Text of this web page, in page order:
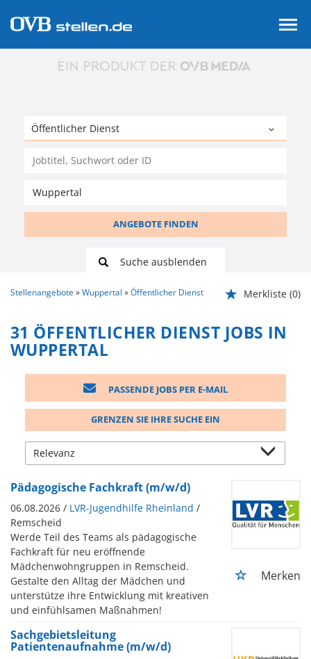
ANGEBOTE FINDEN
Suche ausblenden
Stellenangebote Wuppertal Öffentlicher Dienst Merkliste (0)
31 ÖFFENTLICHER DIENST JOBS IN
WUPPERTAL
PASSENDE JOBS PER E-MAIL
GRENZEN SIE IHRE SUCHE EIN
Pädagogische Fachkraft (m/w/d)
06.08.2026 / LVR-Jugendhilfe Rheinland /
Remscheid
Werde Teil des Teams als pädagogische
Fachkraft für neu eröffnende
Mädchenwohngruppen in Remscheid.
Gestalte den Alltag der Mädchen und
unterstütze ihre Entwicklung mit kreativen
und einfühlsamen Maßnahmen!
Merken
Sachgebietsleitung
Patientenaufnahme (m/w/d)